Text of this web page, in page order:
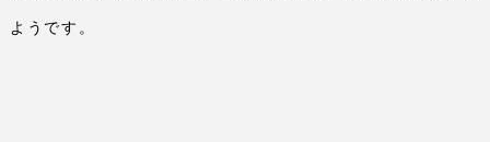
ようです。